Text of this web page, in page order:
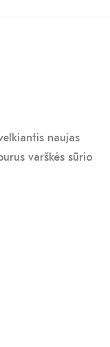
naujas
varškės sūrio